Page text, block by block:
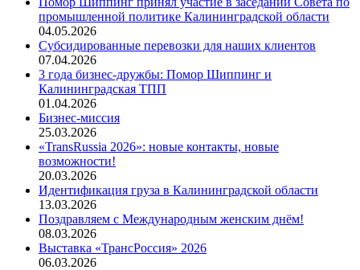
промышленной политике Калининградской области
04.05.2026
Субсидированные перевозки для наших клиентов
07.04.2026
3 года бизнес-дружбы: Помор Шиппинг и
Калининградская ТПП
01.04.2026
Бизнес-миссия
25.03.2026
«TransRussia 2026»: новые контакты, новые
возможности!
20.03.2026
Идентификация груза в Калининградской области
13.03.2026
Поздравляем с Международным женским днём!
08.03.2026
Выставка «ТрансРоссия» 2026
06.03.2026